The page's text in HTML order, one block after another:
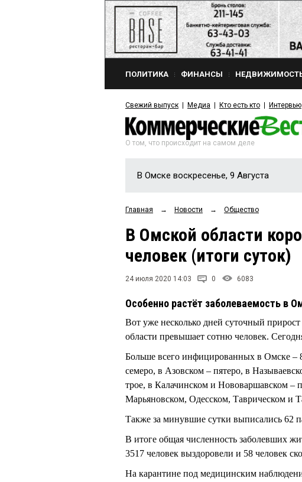
ПОЛИТИКА ФИНАНСЫ
Свежий выпуск Медиа Кто есть кто Интервью
О том, что происходит на самом деле
В Омске воскресенье, 9 Августа
Главная → Новости → Общество
В Омской области
человек (итоги суток)
24 июля 2020 14:03 0 6083
Особенно растёт заболеваемость в
Вот уже несколько дней суточный
области превышает сотню человек.
Больше всего инфицированных в Омске –
семеро, в Азовском – пятеро, в
трое, в Калачинском и Нововаршавском –
Марьяновском, Одесском, Таврическом и
Также за минувшие сутки выписались 62
В итоге общая численность заболевших
3517 человек выздоровели и 58 человек
На карантине под медицинским